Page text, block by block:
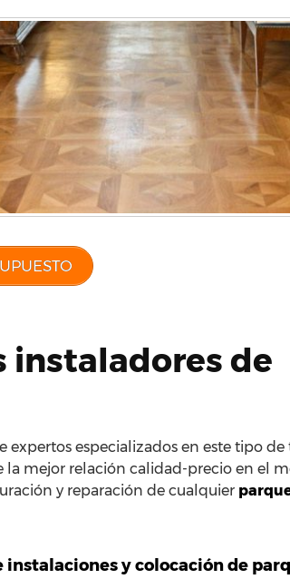
instaladores de
expertos especializados en este tipo de
mejor relación calidad-precio en el
y reparación de cualquier
instalaciones y colocación de